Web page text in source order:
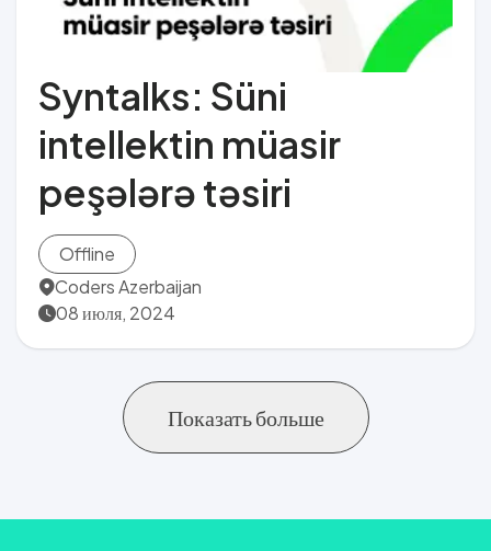
Syntalks: Süni
intellektin müasir
peşələrə təsiri
Offline
Coders Azerbaijan
08 июля, 2024
Показать больше